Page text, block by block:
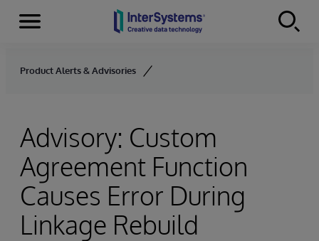
Skip to content
Menu
Product Alerts & Advisories
Advisory: Custom
Agreement Function
Causes Error During
Linkage Rebuild